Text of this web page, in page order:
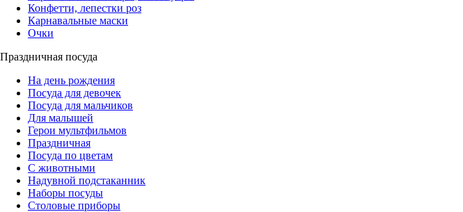
Конфетти, лепестки роз
Карнавальные маски
Очки
Праздничная посуда
На день рождения
Посуда для девочек
Посуда для мальчиков
Для малышей
Герои мультфильмов
Праздничная
Посуда по цветам
С животными
Надувной подстаканник
Наборы посуды
Столовые приборы